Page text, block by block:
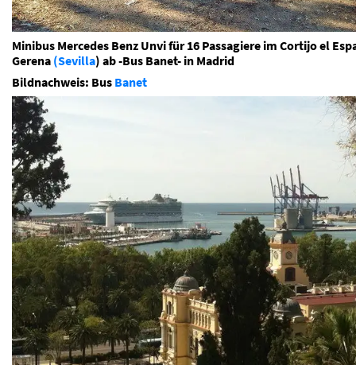
Minibus Mercedes Benz Unvi für 16 Passagiere im Cortijo el
Gerena (Sevilla) ab -Bus Banet- in Madrid
Bildnachweis: Bus Banet